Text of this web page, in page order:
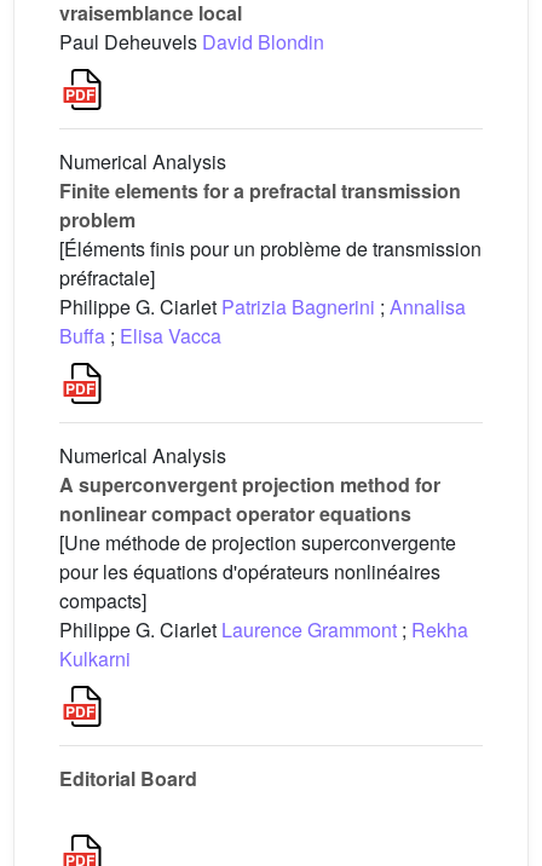
vraisemblance local
Paul Deheuvels David Blondin
Numerical Analysis
Finite elements for a prefractal transmission
problem
[Éléments finis pour un problème de transmission
préfractale]
Philippe G. Ciarlet Patrizia Bagnerini ; Annalisa
Buffa ; Elisa Vacca
Numerical Analysis
A superconvergent projection method for
nonlinear compact operator equations
[Une méthode de projection superconvergente
pour les équations d'opérateurs nonlinéaires
compacts]
Philippe G. Ciarlet Laurence Grammont ; Rekha
Kulkarni
Editorial Board